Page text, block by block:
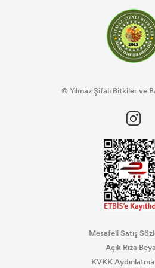
© Yılmaz Şifalı Bitkiler ve
Mesafeli Satış
Açık Rıza
KVKK